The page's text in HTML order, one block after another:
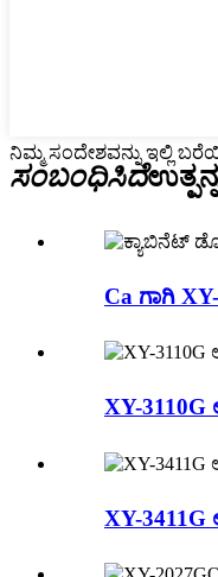
ನಿಮ್ಮ ಸಂದೇಶವನ್ನು ಇಲ್ಲಿ
ಸಂಬಂಧಿಸಿದೆ
Ca ಗಾಗಿ
XY-
XY-